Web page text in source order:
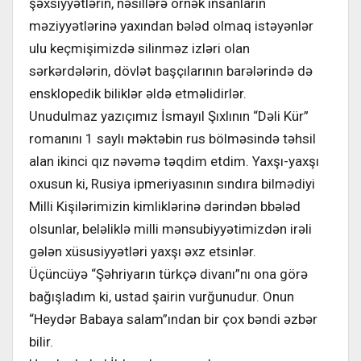
şəxsiyyətlərin, nəsillərə örnək insanların
məziyyətlərinə yaxından bələd olmaq istəyənlər
ulu keçmişimizdə silinməz izləri olan
sərkərdələrin, dövlət başçılarının barələrində də
ensklopedik biliklər əldə etməlidirlər.
Unudulmaz yazıçımız İsmayıl Şıxlının “Dəli Kür”
romanını 1 saylı məktəbin rus bölməsində təhsil
alan ikinci qız nəvəmə təqdim etdim. Yaxşı-yaxşı
oxusun ki, Rusiya ipmeriyasının sındıra bilmədiyi
Milli Kişilərimizin kimliklərinə dərindən bbələd
olsunlar, beləliklə milli mənsubiyyətimizdən irəli
gələn xüsusiyyətləri yaxşı əxz etsinlər.
Üçüncüyə “Şəhriyarın türkçə divanı”nı ona görə
bağışladım ki, ustad şairin vurğunudur. Onun
“Heydər Babaya salam”ından bir çox bəndi əzbər
bilir.